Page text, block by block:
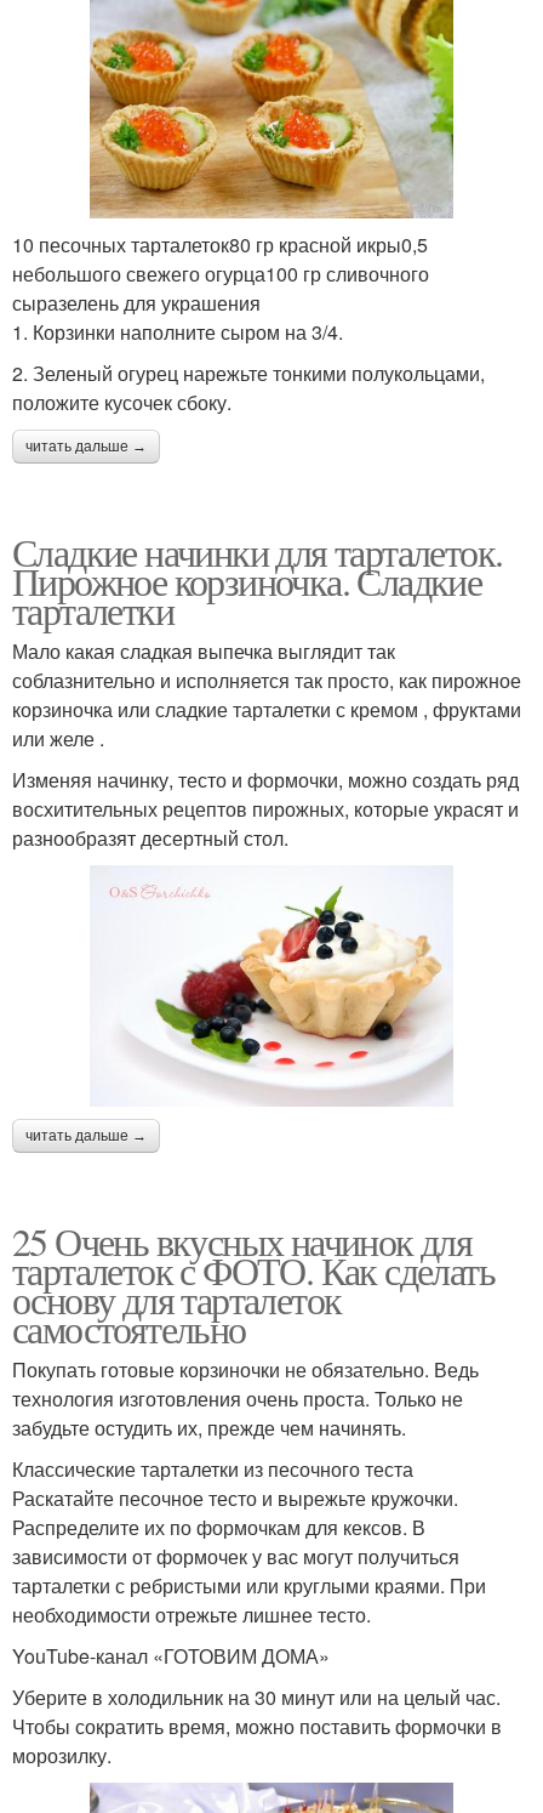
10 песочных тарталеток80 гр красной икры0,5
небольшого свежего огурца100 гр сливочного
сыразелень для украшения
1. Корзинки наполните сыром на 3/4.
2. Зеленый огурец нарежьте тонкими полукольцами,
положите кусочек сбоку.
читать дальше →
Сладкие начинки для тарталеток.
Пирожное корзиночка. Сладкие
тарталетки
Мало какая сладкая выпечка выглядит так
соблазнительно и исполняется так просто, как пирожное
корзиночка или сладкие тарталетки с кремом , фруктами
или желе .
Изменяя начинку, тесто и формочки, можно создать ряд
восхитительных рецептов пирожных, которые украсят и
разнообразят десертный стол.
читать дальше →
25 Очень вкусных начинок для
тарталеток с ФОТО. Как сделать
основу для тарталеток
самостоятельно
Покупать готовые корзиночки не обязательно. Ведь
технология изготовления очень проста. Только не
забудьте остудить их, прежде чем начинять.
Классические тарталетки из песочного теста
Раскатайте песочное тесто и вырежьте кружочки.
Распределите их по формочкам для кексов. В
зависимости от формочек у вас могут получиться
тарталетки с ребристыми или круглыми краями. При
необходимости отрежьте лишнее тесто.
YouTube‑канал «ГОТОВИМ ДОМА»
Уберите в холодильник на 30 минут или на целый час.
Чтобы сократить время, можно поставить формочки в
морозилку.